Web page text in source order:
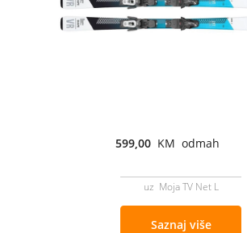
599,00 KM odmah
uz Moja TV Net L
Saznaj više